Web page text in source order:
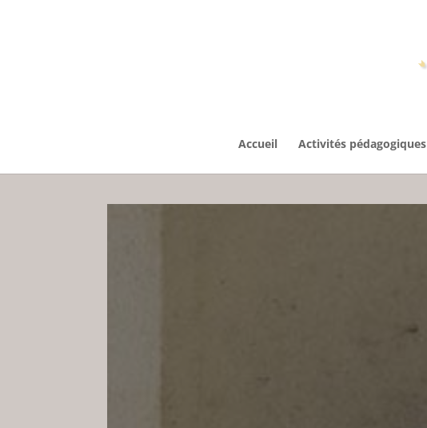
Accueil Activités pédagogiques